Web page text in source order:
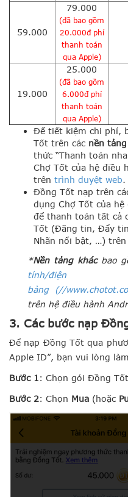
59.000
79.000
(đã bao gồm
20.000đ phí
thanh toán
qua Apple)
19.000
25.000
(đã bao gồm
6.000đ phí
thanh toán
qua Apple)
Để tiết kiệm chi phí,
Tốt trên các nền
thức “Thanh toán
Chợ Tốt của hệ điều
trên trình duyệt web.
Đồng Tốt nạp trên
dụng Chợ Tốt của
để thanh toán tất cả
Tốt (Đăng tin, Đẩy
Nhãn nổi bật, …) trên
*Nền tảng khácbao
tính/điện
bảng (//
trên hệ điều hành
3. Các bước nạp
Để nạp Đồng Tốt qua
Apple ID”, bạn vui lòng
Bước 1: Chọn gói Đồng
Bước 2: Chọn Mua (hoặc